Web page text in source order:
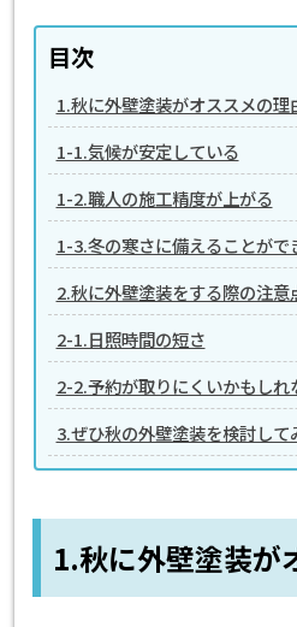
目次
1.秋に外壁塗装がオススメの理
1-1.気候が安定している
1-2.職人の施工精度が上がる
1-3.冬の寒さに備えることがで
2.秋に外壁塗装をする際の注意
2-1.日照時間の短さ
2-2.予約が取りにくいかもしれ
3.ぜひ秋の外壁塗装を検討して
1.秋に外壁塗装が